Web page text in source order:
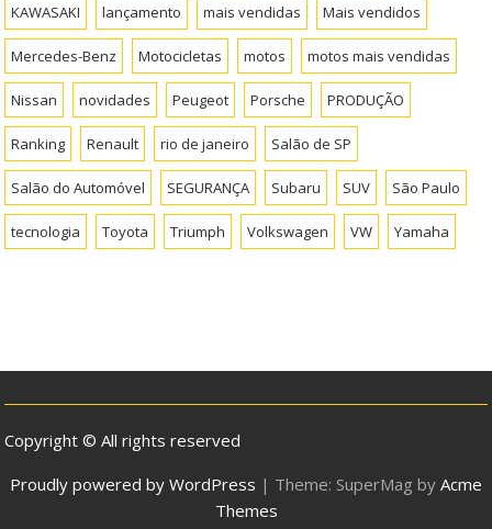
KAWASAKI lançamento mais vendidas Mais vendidos
Mercedes-Benz Motocicletas motos motos mais vendidas
Nissan novidades Peugeot Porsche PRODUÇÃO
Ranking Renault rio de janeiro Salão de SP
Salão do Automóvel SEGURANÇA Subaru SUV São Paulo
tecnologia Toyota Triumph Volkswagen VW Yamaha
Copyright © All rights reserved
Proudly powered by WordPress | Theme: SuperMag by Acme
Themes